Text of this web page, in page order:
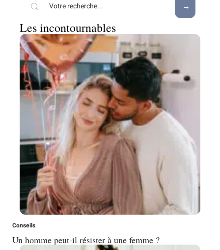
Les incontournables
Conseils
Un homme peut-il résister à une femme ?